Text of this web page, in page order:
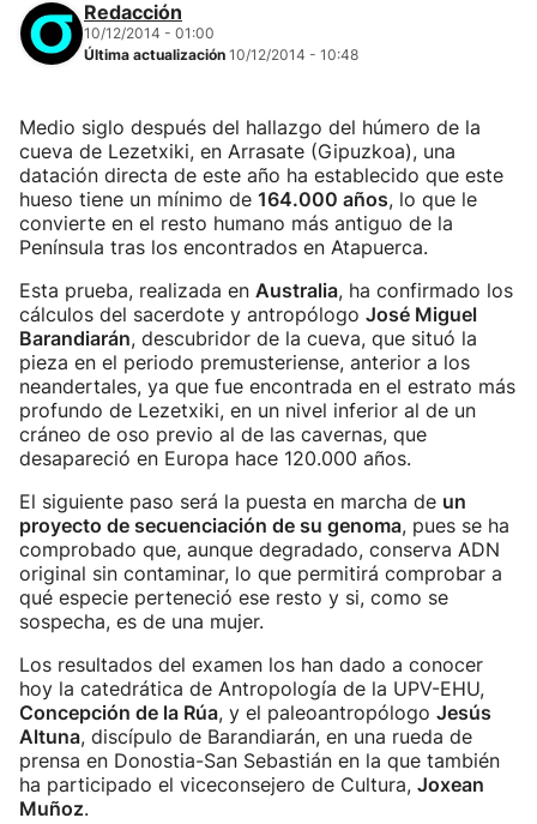
Redacción
10/12/2014 - 01:00
Última actualización 10/12/2014 - 10:48
Medio siglo después del hallazgo del húmero de la
cueva de Lezetxiki, en Arrasate (Gipuzkoa), una
datación directa de este año ha establecido que este
hueso tiene un mínimo de 164.000 años, lo que le
convierte en el resto humano más antiguo de la
Península tras los encontrados en Atapuerca.
Esta prueba, realizada en Australia, ha confirmado los
cálculos del sacerdote y antropólogo José Miguel
Barandiarán, descubridor de la cueva, que situó la
pieza en el periodo premusteriense, anterior a los
neandertales, ya que fue encontrada en el estrato más
profundo de Lezetxiki, en un nivel inferior al de un
cráneo de oso previo al de las cavernas, que
desapareció en Europa hace 120.000 años.
El siguiente paso será la puesta en marcha de un
proyecto de secuenciación de su genoma, pues se ha
comprobado que, aunque degradado, conserva ADN
original sin contaminar, lo que permitirá comprobar a
qué especie perteneció ese resto y si, como se
sospecha, es de una mujer.
Los resultados del examen los han dado a conocer
hoy la catedrática de Antropología de la UPV-EHU,
Concepción de la Rúa, y el paleoantropólogo Jesús
Altuna, discípulo de Barandiarán, en una rueda de
prensa en Donostia-San Sebastián en la que también
ha participado el viceconsejero de Cultura, Joxean
Muñoz.